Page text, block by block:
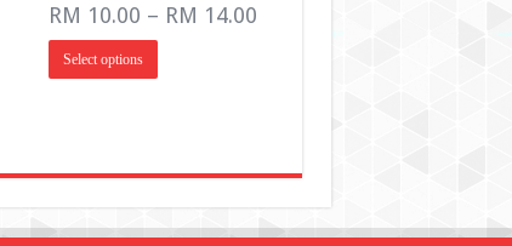
range:
RM 10.00
RM 10.00 – RM 14.00Price
Select options
This
has
may
chosen
on